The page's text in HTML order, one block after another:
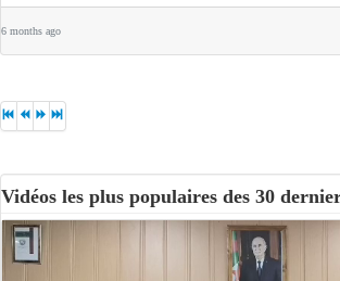
6 months ago
Vidéos les plus populaires des 30